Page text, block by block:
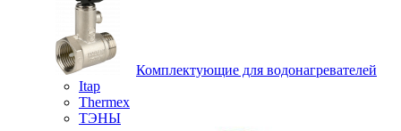
Комплектующие для водонагревателей
Itap
Thermex
ТЭНЫ